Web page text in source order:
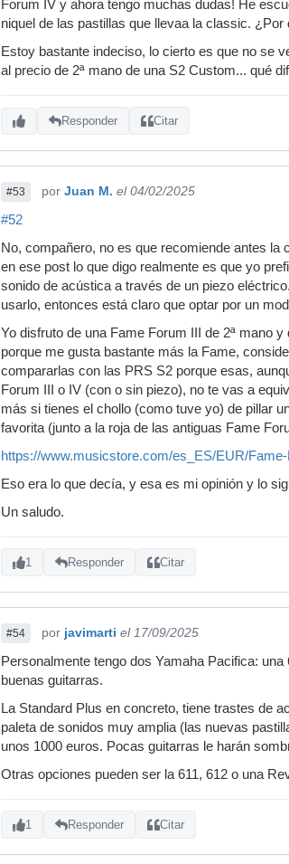
Forum IV y ahora tengo muchas dudas! He
niquel de las pastillas que llevaa la classic.
Estoy bastante indeciso, lo cierto es que no se
al precio de 2ª mano de una S2 Custom... qué
Responder Citar
#53 por Juan M. el 04/02/2025
#52
No, compañero, no es que recomiende antes
en ese post lo que digo realmente es que yo
sonido de acústica a través de un piezo
usarlo, entonces está claro que optar por un
Yo disfruto de una Fame Forum III de 2ª mano
porque me gusta bastante más la Fame,
compararlas con las PRS S2 porque esas,
Forum III o IV (con o sin piezo), no te vas a
más si tienes el chollo (como tuve yo) de pillar
favorita (junto a la roja de las antiguas Fame
https://www.musicstore.com/es_ES/EUR/
Eso era lo que decía, y esa es mi opinión y lo
Un saludo.
1 Responder Citar
#54 por javimarti el 17/09/2025
Personalmente tengo dos Yamaha Pacifica:
buenas guitarras.
La Standard Plus en concreto, tiene trastes de
paleta de sonidos muy amplia (las nuevas
unos 1000 euros. Pocas guitarras le harán
Otras opciones pueden ser la 611, 612 o una
1 Responder Citar